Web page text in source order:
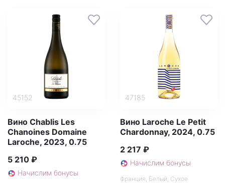
45152
Вино Chablis Les
Chanoines Domaine
Laroche, 2023, 0.75
5 210 ₽
Начислим бонусы
47185
Вино Laroche Le Petit
Chardonnay, 2024, 0.75
2 217 ₽
Начислим бонусы
Франция Белый Сухое